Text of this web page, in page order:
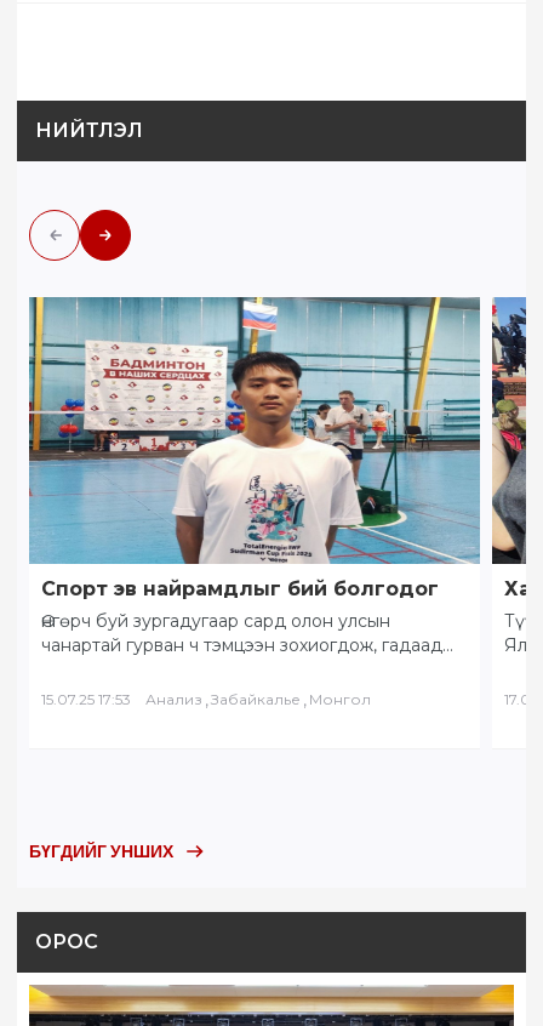
НИЙТЛЭЛ
Спорт эв найрамдлыг бий болгодог
Өнгөрч буй зургадугаар сард олон улсын
чанартай гурван ч тэмцээн зохиогдож, гадаад
“Солнечное Забайкалье” буюу…
15.07.25 17:53 Анализ , Забайкалье , Монгол
БҮГДИЙГ УНШИХ
ОРОС